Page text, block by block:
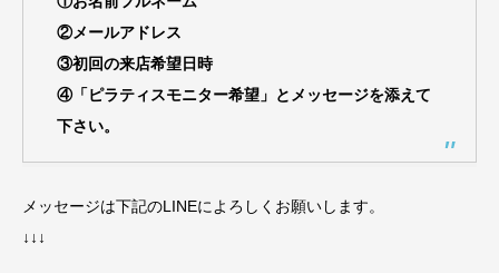
②メールアドレス
③初回の来店希望日時
④「ピラティスモニター希望」とメッセージを添えて
下さい。
メッセージは下記のLINEによろしくお願いします。
↓↓↓